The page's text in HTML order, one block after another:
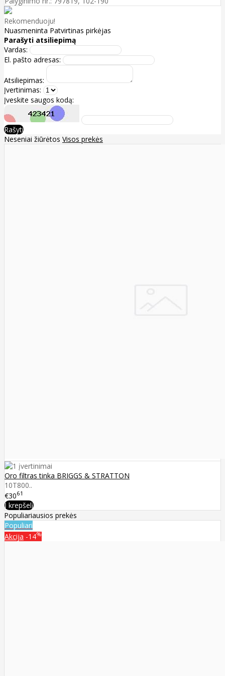
Rekomenduoju!
Nuasmeninta Patvirtinas pirkėjas
Parašyti atsiliepimą
Vardas:
El. pašto adresas:
Atsiliepimas:
Įvertinimas:
Įveskite saugos kodą:
Rašyti
Neseniai žiūrėtos Visos prekės
Oro filtras tinka BRIGGS & STRATTON
10T800..
€3061
Į krepšelį
Populiariausios prekės
Populiari
Akcija -14%